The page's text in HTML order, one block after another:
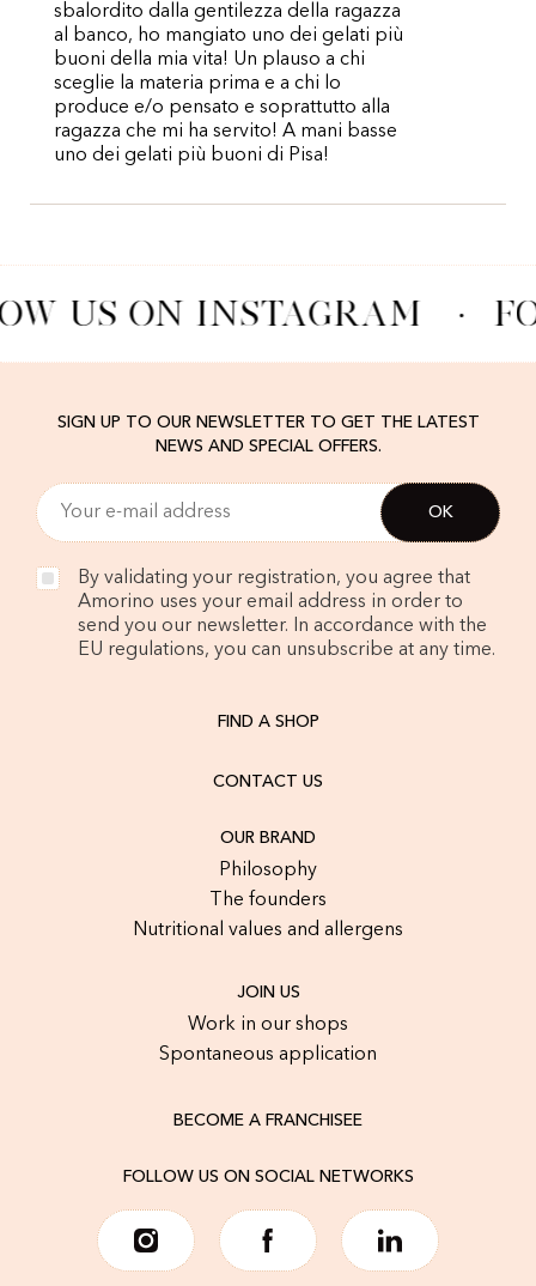
sbalordito dalla gentilezza della ragazza
al banco, ho mangiato uno dei gelati più
buoni della mia vita! Un plauso a chi
sceglie la materia prima e a chi lo
produce e/o pensato e soprattutto alla
ragazza che mi ha servito! A mani basse
uno dei gelati più buoni di Pisa!
US ON INSTAGRAM ·
SIGN UP TO OUR NEWSLETTER TO GET THE LATEST
NEWS AND SPECIAL OFFERS.
By validating your registration, you agree that
Amorino uses your email address in order to
send you our newsletter. In accordance with the
EU regulations, you can unsubscribe at any time.
FIND A SHOP
CONTACT US
OUR BRAND
Philosophy
The founders
Nutritional values and allergens
JOIN US
Work in our shops
Spontaneous application
BECOME A FRANCHISEE
FOLLOW US ON SOCIAL NETWORKS